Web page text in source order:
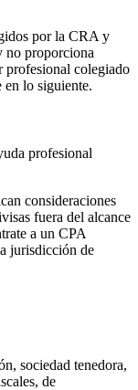
por la CRA y
no proporciona
profesional colegiado
en lo siguiente.
profesional
consideraciones
fuera del alcance
a un CPA
jurisdicción de
sociedad tenedora,
de